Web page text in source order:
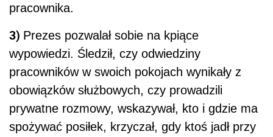
pracownika.
3) Prezes pozwalał sobie na kpiące
wypowiedzi. Śledził, czy odwiedziny
pracowników w swoich pokojach wynikały z
obowiązków służbowych, czy prowadzili
prywatne rozmowy, wskazywał, kto i gdzie ma
spożywać posiłek, krzyczał, gdy ktoś jadł przy